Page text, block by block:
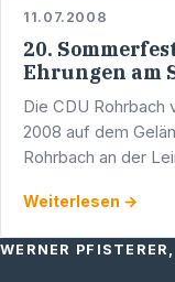
11.07.2008
20.
Ehrungen am
Die CDU Rohrbach
2008 auf dem
Rohrbach an der
Weiterlesen →
WERNER